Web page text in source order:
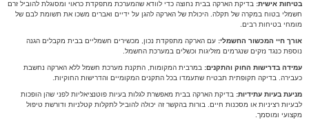
בטיחות אישית: בדיקת הארקה בבית נחוצה כדי לוודא שהמערכת מתפקדת כראוי ומסוגלת להוביל זרם
חשמלי בטוח במקרה של תקלה. היכולת של הארקה להגן על ידיים ואברים משכו את תשומת לבם של
מומחי בטיחות רבים.
אורך חיי המכשור החשמלי: עם הארקה מתפקדת נכון, מכשירים חשמליים בבית מקבלים הגנה
נוספת כנגד נזקים שנגרמים מזליגות וכשלים במערכת החשמל.
עמידה בדרישות החוק והתקנים: במרבית המקומות, התקנת מערכת חשמל ללא הארקה נחשבת
כעבירה. בדיקה תקופתית תבטיח שתעמדו בכל התקנים המקומיים והדרישות החוקיות.
מניעת בעיות עתידיות: בדיקת הארקה בבית מאפשרת לגלות בעיות פוטנציאליות לפני שהן הופכות
לבעיות רציניות או מסכנות חיים. בורות בהקשר זה יכולה להוביל לתקלות קטלניות ודורשת טיפול
מקצועי ומוסמך.